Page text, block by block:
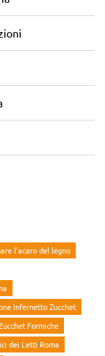
l'acaro del legno
Infernetto Zucchet
Formiche
dei Letti Roma